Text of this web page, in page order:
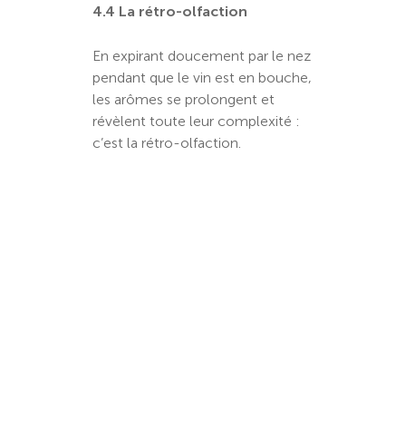
4.4 La rétro-olfaction
En expirant doucement par le nez
pendant que le vin est en bouche,
les arômes se prolongent et
révèlent toute leur complexité :
c’est la rétro-olfaction.